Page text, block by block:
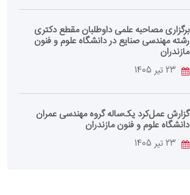
برگزاری مصاحبه علمی داوطلبان مقطع دکتری
رشته مهندسی صنایع در دانشگاه علوم و فنون
مازندران
گزارش عمل‌کرد یک‌ساله گروه مهندسی عمران
دانشگاه علوم و فنون مازندران